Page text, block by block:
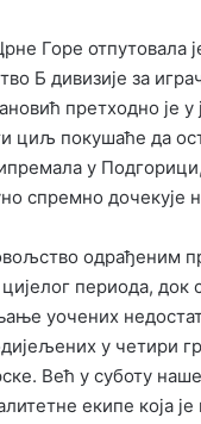
Горе отпутовала
Б дивизије за
претходно је у
циљ покушаће да
у
спремно дочекује
одрађеним
периода, док
уочених
у четири
Већ у суботу
екипе која